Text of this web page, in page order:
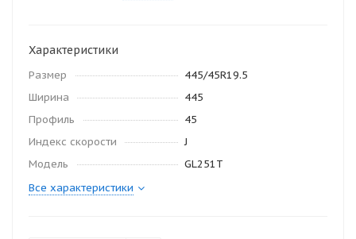
Характеристики
Размер
445/45R19.5
Ширина
445
Профиль
45
Индекс скорости
J
Модель
GL251T
Все характеристики